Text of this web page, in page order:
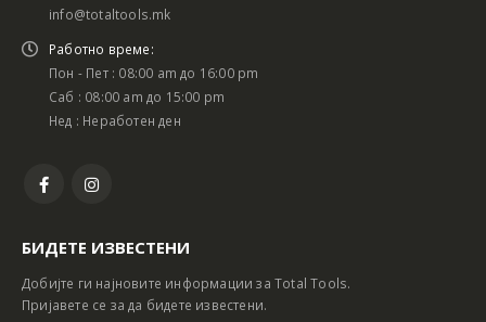
Батериски сет Ротирачки Чекан и Бормашина 20V
info@totaltools.mk
Работно време:
Пон - Пет : 08:00 am до 16:00 pm
Саб : 08:00 am до 15:00 pm
Нед : Неработен ден
БИДЕТЕ ИЗВЕСТЕНИ
Добијте ги најновите информации за Total Tools.
Пријавете се за да бидете известени.